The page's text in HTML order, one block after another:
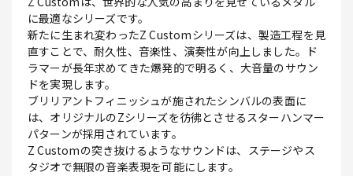
に最適なシリーズです。
新たに生まれ変わったZ Customシリーズは、製造工程を見
直すことで、耐久性、音楽性、演奏性が向上しました。ド
ラマーが長年求めてきた爆発的で明るく、大音量のサウン
ドを実現します。
ブリリアントフィニッシュが施されたシンバルの表面に
は、オリジナルのZシリーズを彷彿とさせるスターハンマー
パターンが採用されています。
Z Customの突き抜けるようなサウンドは、ステージやス
タジオで無限の音楽表現を可能にします。